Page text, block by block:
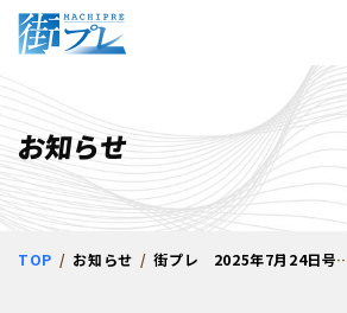
街プレ -東
お知らせ
TOP お知らせ 街プレ 2025年7月24日号の記事を公開！